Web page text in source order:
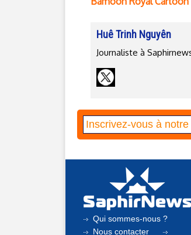
Huê Trinh Nguyên
Journaliste à
Qui sommes-nous ?
Nous contacter